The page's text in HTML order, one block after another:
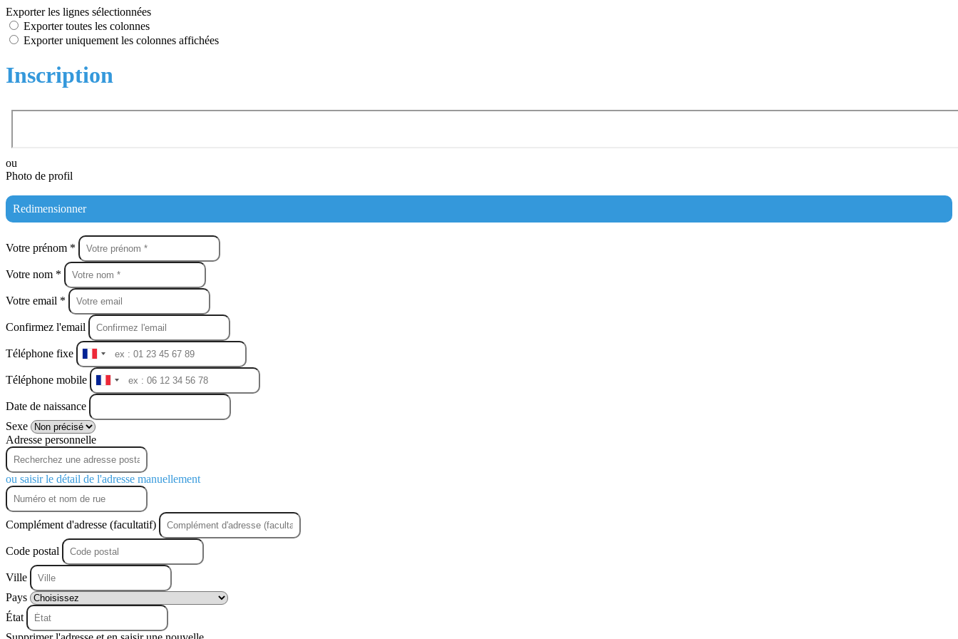
Exporter les lignes sélectionnées
Exporter toutes les colonnes
Exporter uniquement les colonnes affichées
Inscription
ou
Photo de profil
Redimensionner
Votre prénom *
Votre nom *
Votre email *
Confirmez l'email
Téléphone fixe
France
+33
Téléphone mobile
France
+33
Date de naissance
Sexe
Adresse personnelle
ou saisir le détail de l'adresse manuellement
Complément d'adresse (facultatif)
Code postal
Ville
Pays
État